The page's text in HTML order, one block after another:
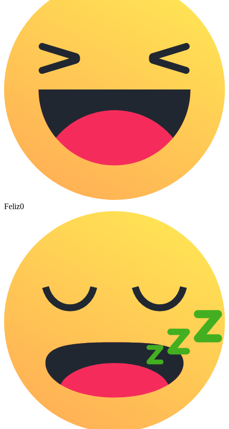
Feliz0